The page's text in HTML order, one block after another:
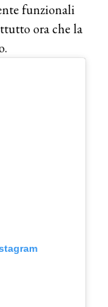
funzionali
ora che la